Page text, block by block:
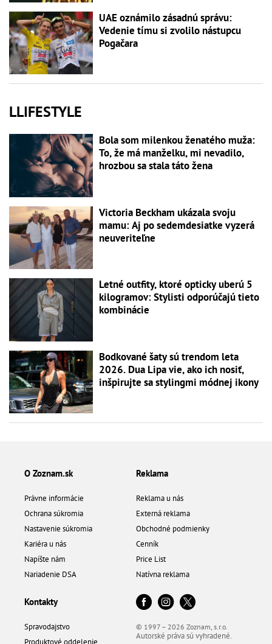
UAE oznámilo zásadnú správu:
Vedenie tímu si zvolilo nástupcu
Pogačara
LLIFESTYLE
Bola som milenkou ženatého muža:
To, že má manželku, mi nevadilo,
hrozbou sa stala táto žena
Victoria Beckham ukázala svoju
mamu: Aj po sedemdesiatke vyzerá
neuveriteľne
Letné outfity, ktoré opticky uberú 5
kilogramov: Stylisti odporúčajú tieto
kombinácie
Bodkované šaty sú trendom leta
2026. Dua Lipa vie, ako ich nosiť,
inšpirujte sa stylingmi módnej ikony
O Zoznam.sk
Právne informácie
Ochrana súkromia
Nastavenie súkromia
Kariéra u nás
Napíšte nám
Nariadenie DSA
Reklama
Reklama u nás
Externá reklama
Obchodné podmienky
Cenník
Price List
Natívna reklama
Kontakty
Spravodajstvo
© 1997 – 2026 Zoznam, s.r.o.
Autorské práva sú vyhradené.